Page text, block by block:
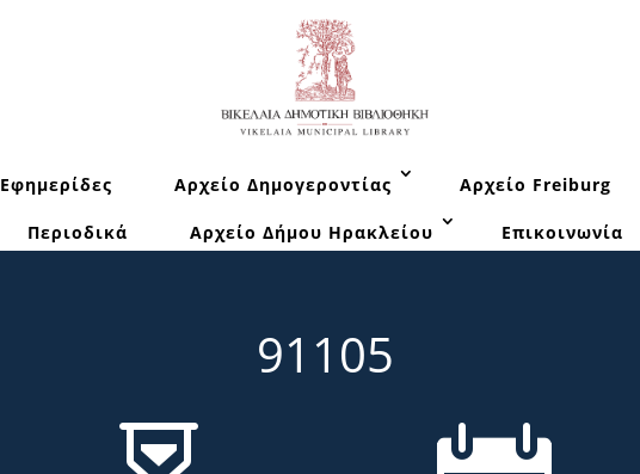
Εφημερίδες Αρχείο Δημογεροντίας Αρχείο Freiburg
Περιοδικά Αρχείο Δήμου Ηρακλείου Επικοινωνία
91105